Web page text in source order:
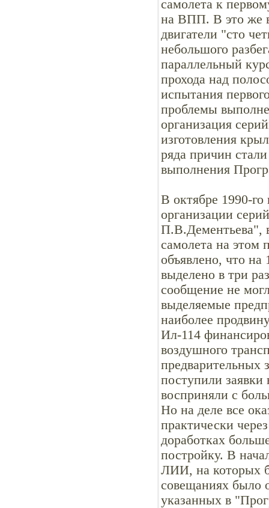
самолета к
на ВПП. В это же
двигатели "сто
небольшого
параллельный
прохода над
испытания
проблемы
организация
изготовления
ряда причин
выполнения
В октябре 1990-
организации
П.В.Дементьева",
самолета на этом
объявлено, что
выделено в три
сообщение не
выделяемые
наиболее
Ил-114
воздушного
предварительных
поступили
восприняли с
Но на деле все
практически
доработках
постройку. В
ЛИИ, на которых
совещаниях было
указанных в